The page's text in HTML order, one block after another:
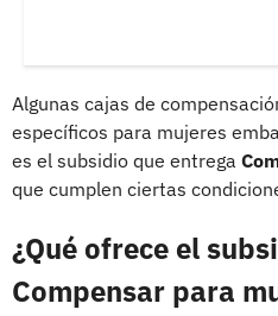
Algunas cajas de
específicos para mujeres
es el subsidio que entrega
que cumplen ciertas
¿Qué ofrece el
Compensar para